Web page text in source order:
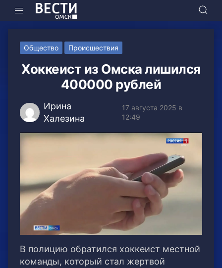
Общество Происшествия
Хоккеист из Омска лишился
400000 рублей
Ирина
Халезина
17 августа 2025 в
12:49
В полицию обратился хоккеист местной
команды, который стал жертвой